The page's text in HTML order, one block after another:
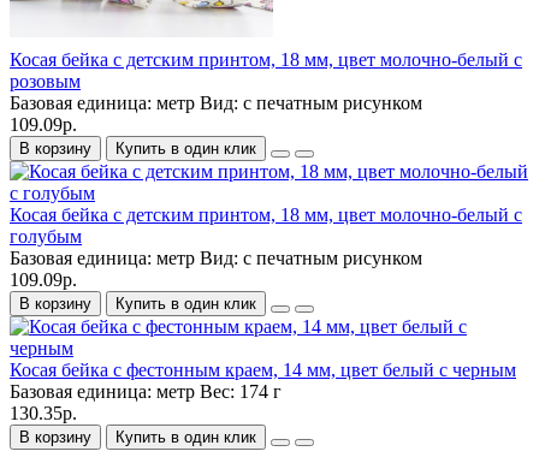
Косая бейка с детским принтом, 18 мм, цвет молочно-белый с
розовым
Базовая единица: метр Вид: с печатным рисунком
109.09р.
В корзину Купить в один клик
Косая бейка с детским принтом, 18 мм, цвет молочно-белый с
голубым
Базовая единица: метр Вид: с печатным рисунком
109.09р.
В корзину Купить в один клик
Косая бейка с фестонным краем, 14 мм, цвет белый с черным
Базовая единица: метр Вес: 174 г
130.35р.
В корзину Купить в один клик